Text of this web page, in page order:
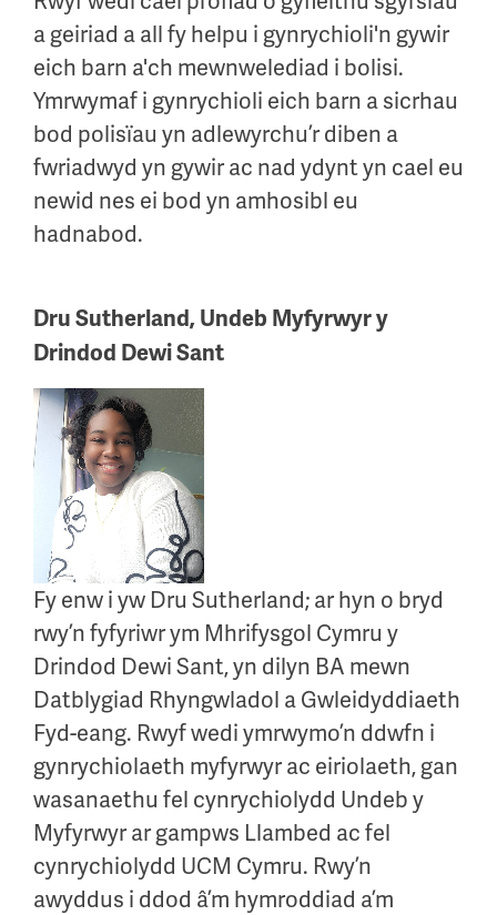
a geiriad a all fy helpu i gynrychioli'n gywir
eich barn a'ch mewnwelediad i bolisi.
Ymrwymaf i gynrychioli eich barn a sicrhau
bod polisïau yn adlewyrchu’r diben a
fwriadwyd yn gywir ac nad ydynt yn cael eu
newid nes ei bod yn amhosibl eu
hadnabod.
Dru Sutherland, Undeb Myfyrwyr y
Drindod Dewi Sant
Fy enw i yw Dru Sutherland; ar hyn o bryd
rwy’n fyfyriwr ym Mhrifysgol Cymru y
Drindod Dewi Sant, yn dilyn BA mewn
Datblygiad Rhyngwladol a Gwleidyddiaeth
Fyd-eang. Rwyf wedi ymrwymo’n ddwfn i
gynrychiolaeth myfyrwyr ac eiriolaeth, gan
wasanaethu fel cynrychiolydd Undeb y
Myfyrwyr ar gampws Llambed ac fel
cynrychiolydd UCM Cymru. Rwy’n
awyddus i ddod â’m hymroddiad a’m